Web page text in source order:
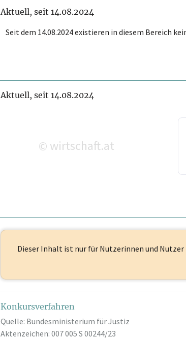
Aktuell, seit 14.08.2024
Seit dem 14.08.2024 existieren in diesem Bereich
Aktuell, seit 14.08.2024
© wirtschaft.at
Dieser Inhalt ist nur für Nutzerinnen und
Konkursverfahren
Quelle: Bundesministerium für Justiz
Aktenzeichen: 007 005 S 00244/23